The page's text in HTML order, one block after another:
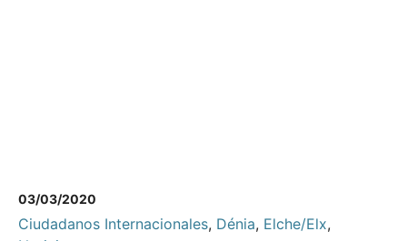
03/03/2020
Ciudadanos Internacionales, Dénia, Elche/Elx,